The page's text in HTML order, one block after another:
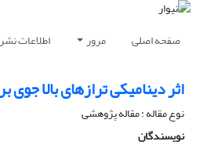
صفحه اصلی مرور اطلاعات
اثر دینامیکی ترازهای بالا جوی
نوع مقاله : مقاله پژوهشی
نویسندگان